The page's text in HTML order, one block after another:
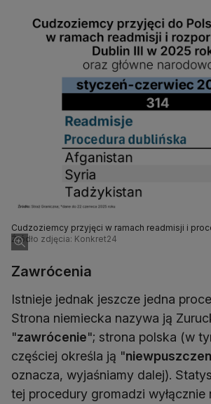
Cudzoziemcy przyjęci w ramach readmisji i
III w 2025 roku (do 22 czerwca)
Źródło zdjęcia: Konkret24
Zawrócenia
Istnieje jednak jeszcze jedna
Strona niemiecka nazywa ją
"zawrócenie"; strona polska (w
częściej określa ją "
oznacza, wyjaśniamy dalej).
tej procedury gromadzi wyłącznie